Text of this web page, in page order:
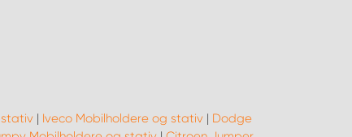
| Iveco Mobilholdere og stativ | Dodge